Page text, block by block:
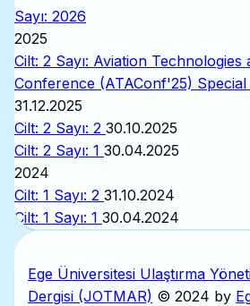
Sayı: 2026
2025
Cilt: 2 Sayı: Aviation
Conference (ATAConf'25) Special
31.12.2025
Cilt: 2 Sayı: 2 30.10.2025
Cilt: 2 Sayı: 1 30.04.2025
2024
Cilt: 1 Sayı: 2 31.10.2024
Cilt: 1 Sayı: 1 30.04.2024
Ege Üniversitesi Ulaştırma
Dergisi (JOTMAR) © 2024 by